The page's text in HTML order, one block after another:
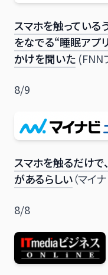
スマホを触ってい
をなでる“睡眠アプ
かけを聞いた (FNN
8/9
スマホを触るだけで
があるらしい（マイ
8/8